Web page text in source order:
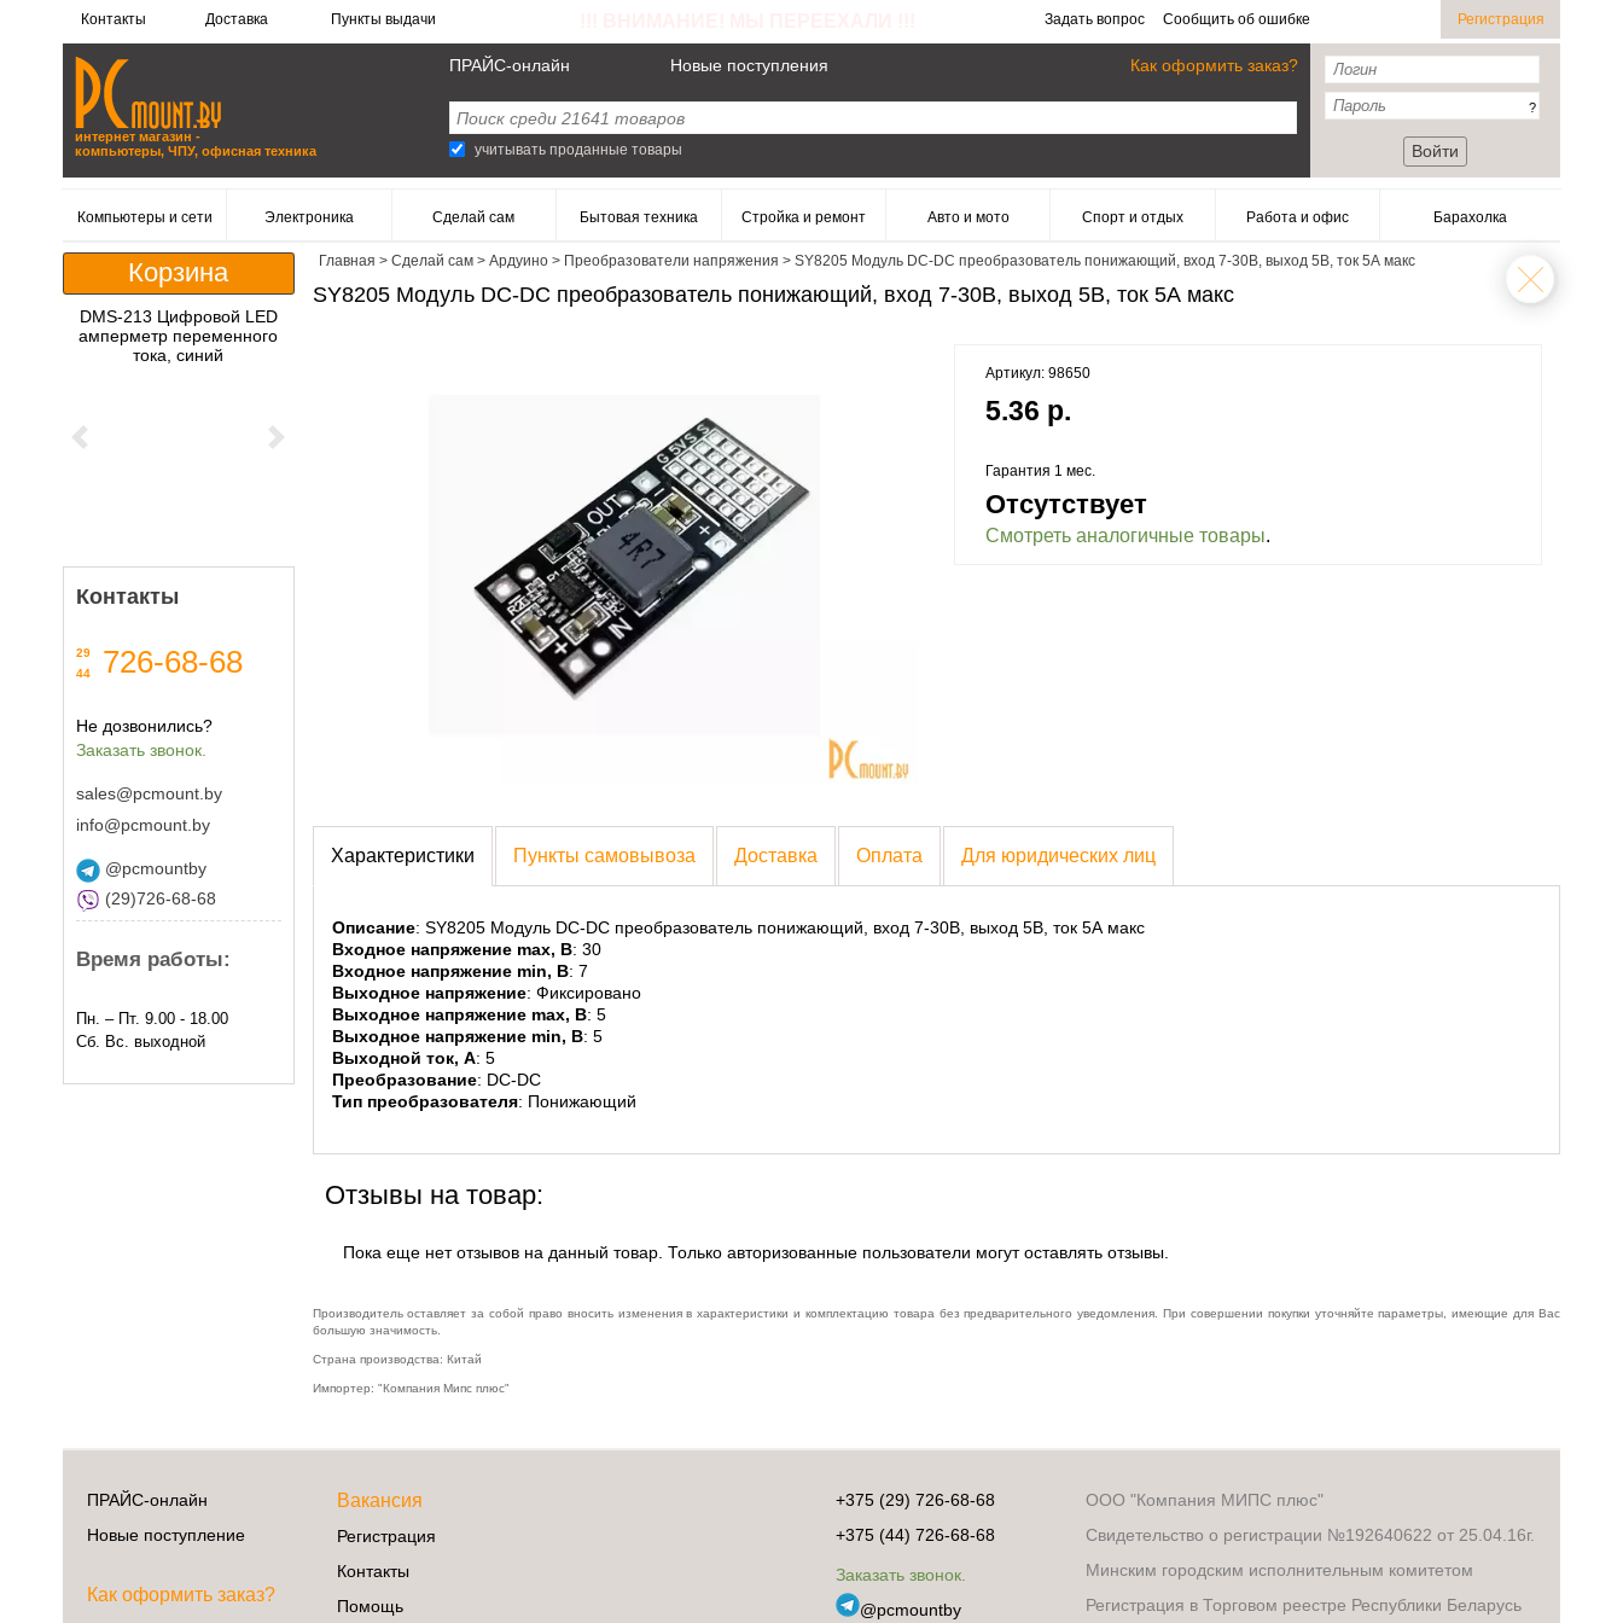
Контакты Доставка Пункты выдачи Задать вопрос Сообщить об ошибке Регистрация
интернет магазин -
компьютеры, ЧПУ, офисная техника
ПРАЙС-онлайн Новые поступления Как оформить заказ?
учитывать проданные товары
?
Войти
Компьютеры и сети Электроника Сделай сам Бытовая техника Стройка и ремонт Авто и мото Спорт и отдых Работа и офис Барахолка
Корзина
DMS-213 Цифровой LED
амперметр переменного
тока, синий
Previous Next
Контакты
29
44
726-68-68
Не дозвонились?
Заказать звонок.
sales@pcmount.by
info@pcmount.by
@pcmountby
(29)726-68-68
Время работы:
Пн. – Пт. 9.00 - 18.00
Сб. Вс. выходной
Главная > Сделай сам> Ардуино> Преобразователи напряжения > SY8205 Модуль DC-DC преобразователь понижающий, вход 7-30В, выход 5В, ток 5А макс
SY8205 Модуль DC-DC преобразователь понижающий, вход 7-30В, выход 5В, ток 5А макс
Артикул: 98650
5.36 р.
Гарантия 1 мес.
Отсутствует
Смотреть аналогичные товары.
Характеристики Пункты самовывоза Доставка Оплата Для юридических лиц
Описание: SY8205 Модуль DC-DC преобразователь понижающий, вход 7-30В, выход 5В, ток 5А макс
Входное напряжение max, В: 30
Входное напряжение min, В: 7
Выходное напряжение: Фиксировано
Выходное напряжение max, В: 5
Выходное напряжение min, В: 5
Выходной ток, А: 5
Преобразование: DC-DC
Тип преобразователя: Понижающий
Отзывы на товар:
Пока еще нет отзывов на данный товар. Только авторизованные пользователи могут оставлять отзывы.
Производитель оставляет за собой право вносить изменения в характеристики и комплектацию товара без предварительного уведомления. При совершении покупки уточняйте параметры, имеющие для Вас
большую значимость.
Страна производства: Китай
Импортер: "Компания Мипс плюс"
ПРАЙС-онлайн
Новые поступление
Как оформить заказ?
Вакансия
Регистрация
Контакты
Помощь
+375 (29) 726-68-68
+375 (44) 726-68-68
Заказать звонок.
@pcmountby
ООО "Компания МИПС плюс"
Свидетельство о регистрации №192640622 от 25.04.16г.
Минским городским исполнительным комитетом
Регистрация в Торговом реестре Республики Беларусь